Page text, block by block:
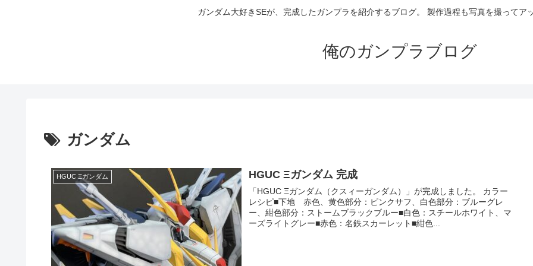
ガンダム大好きSEが、完成したガンプラを紹介するブログ。 製作過程も写真を撮ってア
俺のガンプラブログ
ガンダム
HGUC Ξガンダム HGUC Ξガンダム 完成
「HGUC Ξガンダム（クスィーガンダム）」が完成しました。 カラー
レシピ■下地 赤色、黄色部分：ピンクサフ、白色部分：ブルーグレ
ー、紺色部分：ストームブラックブルー■白色：スチールホワイト、マ
ーズライトグレー■赤色：名鉄スカーレット■紺色...